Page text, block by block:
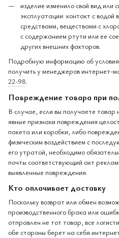
изделие изменило свой вид или
эксплуатации: контакт с
средствами, веществами с
с содержанием ртути или ее
других внешних факторов.
Подробную информацию об
получить у менеджеров интернет-
22-98
Повреждение товара при
В случае, если вы получаете
явные признаки повреждения
пакета или коробки, либо
физическим воздействием с
его утратой, необходимо
почты соответствующий акт
выявленные повреждения.
Кто оплачивает доставку
Поскольку возврат или обмен
производственного брака или
отправлен не тот товар, все
обе стороны берет на себя